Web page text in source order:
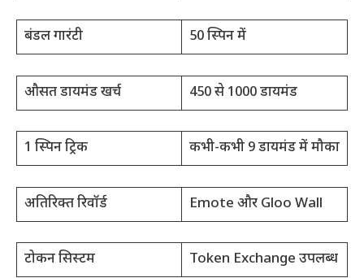
बंडल गारंटी 50 स्पिन में
औसत डायमंड खर्च 450 से 1000 डायमंड
1 स्पिन ट्रिक कभी-कभी 9 डायमंड में मौका
अतिरिक्त रिवॉर्ड Emote और Gloo Wall
टोकन सिस्टम Token Exchange उपलब्ध